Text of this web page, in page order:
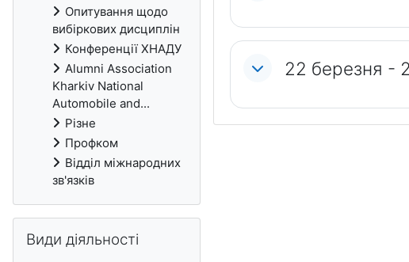
22 березня -
Опитування щодо
вибіркових дисциплін
Конференції ХНАДУ
Alumni Association
Kharkiv National
Automobile and...
Різне
Профком
Відділ міжнародних
зв'язків
Види діяльності